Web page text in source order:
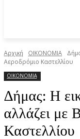
Αρχική ΟΙΚΟΝΟΜΙΑ
Αεροδρόμιο Καστελλίου
ΟΙΚΟΝΟΜΙΑ
Δήμας: Η
αλλάζει με
Καστελλίου